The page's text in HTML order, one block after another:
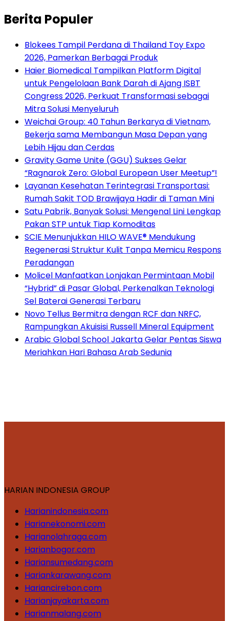
Berita Populer
Blokees Tampil Perdana di Thailand Toy Expo
2026, Pamerkan Berbagai Produk
Haier Biomedical Tampilkan Platform Digital
untuk Pengelolaan Bank Darah di Ajang ISBT
Congress 2026, Perkuat Transformasi sebagai
Mitra Solusi Menyeluruh
Weichai Group: 40 Tahun Berkarya di Vietnam,
Bekerja sama Membangun Masa Depan yang
Lebih Hijau dan Cerdas
Gravity Game Unite (GGU) Sukses Gelar
“Ragnarok Zero: Global European User Meetup”!
Layanan Kesehatan Terintegrasi Transportasi:
Rumah Sakit TOD Brawijaya Hadir di Taman Mini
Satu Pabrik, Banyak Solusi: Mengenal Lini Lengkap
Pakan STP untuk Tiap Komoditas
SCIE Menunjukkan HILO WAVE® Mendukung
Regenerasi Struktur Kulit Tanpa Memicu Respons
Peradangan
Molicel Manfaatkan Lonjakan Permintaan Mobil
“Hybrid” di Pasar Global, Perkenalkan Teknologi
Sel Baterai Generasi Terbaru
Novo Tellus Bermitra dengan RCF dan NRFC,
Rampungkan Akuisisi Russell Mineral Equipment
Arabic Global School Jakarta Gelar Pentas Siswa
Meriahkan Hari Bahasa Arab Sedunia
HARIAN INDONESIA GROUP
Harianindonesia.com
Harianekonomi.com
Harianolahraga.com
Harianbogor.com
Hariansumedang.com
Hariankarawang.com
Hariancirebon.com
Harianjayakarta.com
Harianmalang.com